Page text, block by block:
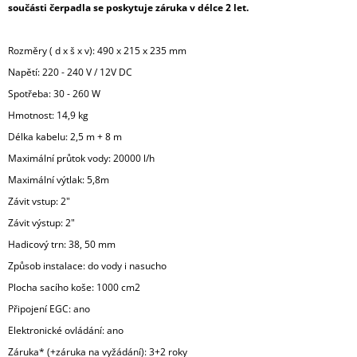
součásti čerpadla se poskytuje záruka v délce 2 let.
Rozměry ( d x š x v):490 x 215 x 235 mm
Napětí:220 - 240 V / 12V DC
Spotřeba:30 - 260 W
Hmotnost: 14,9 kg
Délka kabelu:2,5 m + 8 m
Maximální průtok vody: 20000 l/h
Maximální výtlak: 5,8m
Závit vstup:2"
Závit výstup:2"
Hadicový trn:38, 50 mm
Způsob instalace: do vody i nasucho
Plocha sacího koše: 1000 cm2
Připojení EGC: ano
Elektronické ovládání: ano
Záruka* (+záruka na vyžádání): 3+2 roky